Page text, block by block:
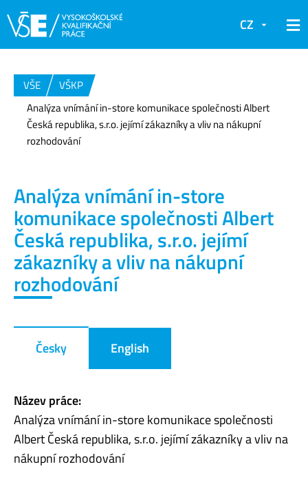
CZ
VŠE
VŠKP
Analýza vnímání in-store komunikace společnosti Albert
Česká republika, s.r.o. jejímí zákazníky a vliv na nákupní
rozhodování
Analýza vnímání in-store
komunikace společnosti Albert
Česká republika, s.r.o. jejímí
zákazníky a vliv na nákupní
rozhodování
Česky English
Název práce:
Analýza vnímání in-store komunikace společnosti
Albert Česká republika, s.r.o. jejímí zákazníky a vliv na
nákupní rozhodování